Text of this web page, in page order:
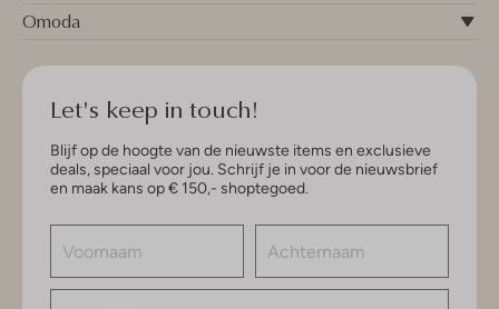
Omoda
Let's keep in touch!
Blijf op de hoogte van de nieuwste items en exclusieve
deals, speciaal voor jou. Schrijf je in voor de nieuwsbrief
en maak kans op € 150,- shoptegoed.